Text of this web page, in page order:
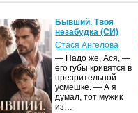
Бывший. Твоя
незабудка (СИ)
Стася Ангелова
— Надо же, Ася, —
его губы кривятся в
презрительной
усмешке. — А я
думал, тот мужик
из…